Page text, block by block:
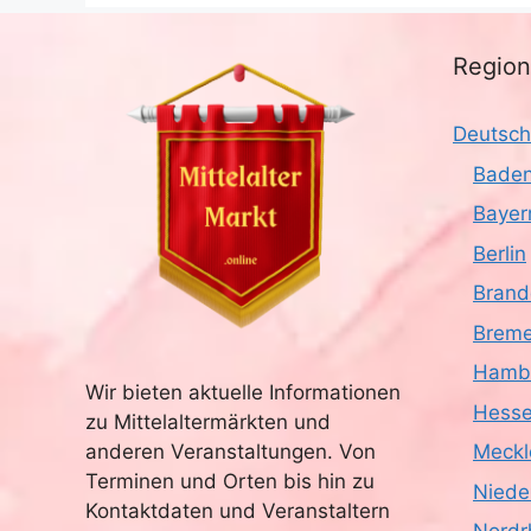
Wir bieten aktuelle Informationen
zu Mittelaltermärkten und
anderen Veranstaltungen. Von
Terminen und Orten bis hin zu
Kontaktdaten und Veranstaltern
Berlin